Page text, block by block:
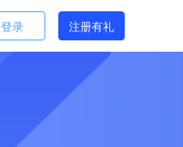
登录 注册有礼